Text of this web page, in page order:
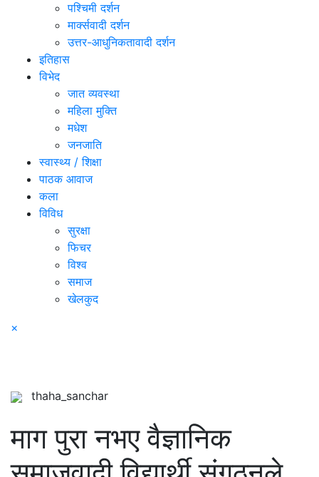
पश्चिमी दर्शन
मार्क्सवादी दर्शन
उत्तर-आधुनिकतावादी दर्शन
इतिहास
विभेद
जात व्यवस्था
महिला मुक्ति
मधेश
जनजाति
स्वास्थ्य / शिक्षा
पाठक आवाज
कला
विविध
सुरक्षा
फिचर
विश्व
समाज
खेलकुद
×
thaha_sanchar
माग पुरा नभए वैज्ञानिक